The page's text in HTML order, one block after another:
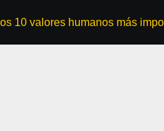
humanos más importantes